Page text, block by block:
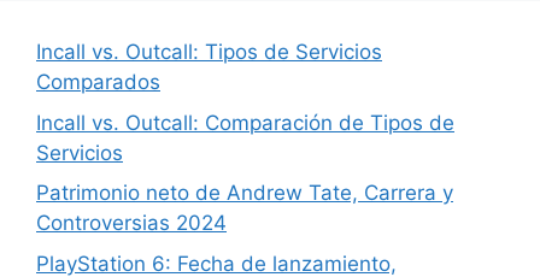
Incall vs. Outcall: Tipos de Servicios
Comparados
Incall vs. Outcall: Comparación de Tipos de
Servicios
Patrimonio neto de Andrew Tate, Carrera y
Controversias 2024
PlayStation 6: Fecha de lanzamiento,